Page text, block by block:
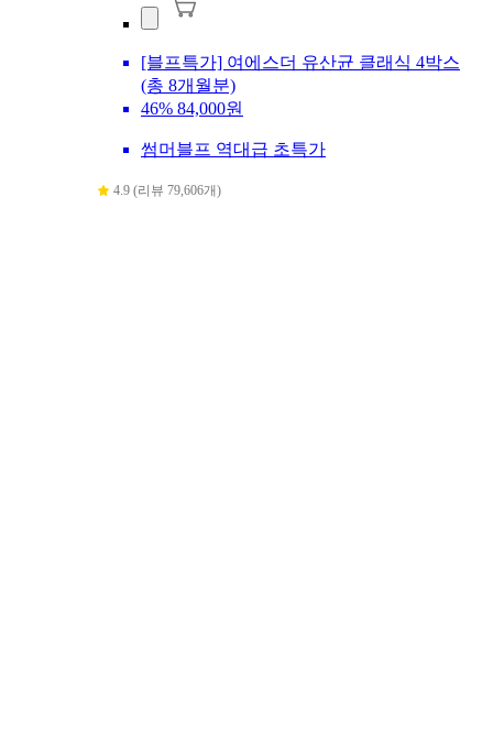
[블프특가] 여에스더 유산균 클래식 4박스
(총 8개월분)
46% 84,000원
썸머블프 역대급 초특가
4.9 (리뷰 79,606개)